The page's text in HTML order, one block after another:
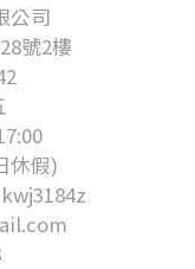
公司
號2樓
休假)